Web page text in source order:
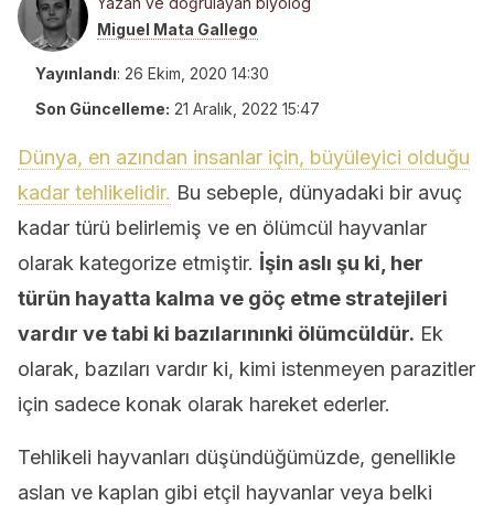
Miguel Mata Gallego
Yayınlandı: 26 Ekim, 2020 14:30
Son Güncelleme: 21 Aralık, 2022 15:47
Dünya, en azından insanlar için, büyüleyici olduğu
kadar tehlikelidir. Bu sebeple, dünyadaki bir avuç
kadar türü belirlemiş ve en ölümcül hayvanlar
olarak kategorize etmiştir. İşin aslı şu ki, her
türün hayatta kalma ve göç etme stratejileri
vardır ve tabi ki bazılarınınki ölümcüldür. Ek
olarak, bazıları vardır ki, kimi istenmeyen parazitler
için sadece konak olarak hareket ederler.
Tehlikeli hayvanları düşündüğümüzde, genellikle
aslan ve kaplan gibi etçil hayvanlar veya belki